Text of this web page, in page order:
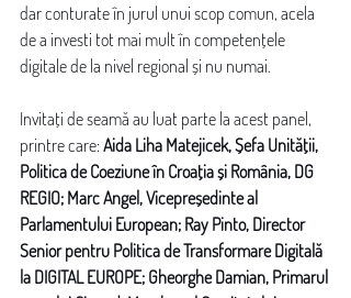
dar conturate în jurul unui scop comun, acela
de a investi tot mai mult în competențele
digitale de la nivel regional și nu numai.
Invitați de seamă au luat parte la acest panel,
printre care: Aida Liha Matejicek, Șefa Unității,
Politica de Coeziune în Croația și România, DG
REGIO; Marc Angel, Vicepreședinte al
Parlamentului European; Ray Pinto, Director
Senior pentru Politica de Transformare Digitală
la DIGITAL EUROPE; Gheorghe Damian, Primarul